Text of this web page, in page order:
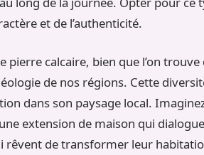
et de l’authenticité.
calcaire, bien que l’on
de nos régions. Cette
dans son paysage local.
extension de maison qui
rêvent de transformer leur